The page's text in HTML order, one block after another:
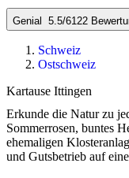
Genial 5.5/6122
Schweiz
Ostschweiz
Kartause Ittingen
Erkunde die Natur zu
Sommerrosen, buntes
ehemaligen
und Gutsbetrieb auf